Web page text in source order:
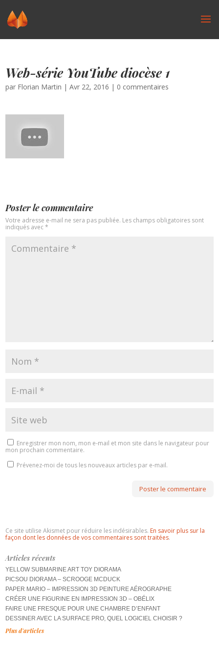
Web-série YouTube diocèse 1
par Florian Martin |Avr 22, 2016 | 0 commentaires
Poster le commentaire
Votre adresse e-mail ne sera pas publiée. Les champs obligatoires sont
indiqués avec*
Enregistrer mon nom, mon e-mail et mon site dans le navigateur pour
mon prochain commentaire.
Prévenez-moi de tous les nouveaux articles par e-mail.
Ce site utilise Akismet pour réduire les indésirables. En savoir plus sur la
façon dont les données de vos commentaires sont traitées.
Articles récents
YELLOW SUBMARINE ART TOY DIORAMA
PICSOU DIORAMA – SCROOGE MCDUCK
PAPER MARIO – IMPRESSION 3D PEINTURE AÉROGRAPHE
CRÉER UNE FIGURINE EN IMPRESSION 3D – OBÉLIX
FAIRE UNE FRESQUE POUR UNE CHAMBRE D’ENFANT
DESSINER AVEC LA SURFACE PRO, QUEL LOGICIEL CHOISIR ?
Plus d'articles